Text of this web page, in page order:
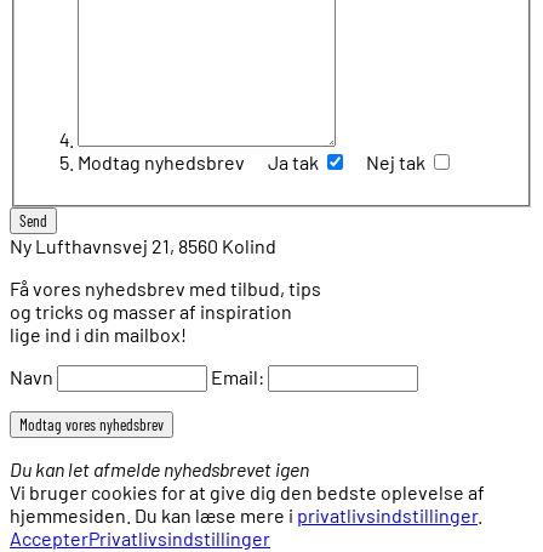
Modtag nyhedsbrev Ja tak Nej tak
Ny Lufthavnsvej 21, 8560 Kolind
Få vores nyhedsbrev med tilbud, tips
og tricks og masser af inspiration
lige ind i din mailbox!
Navn
Email:
Du kan let afmelde nyhedsbrevet igen
Vi bruger cookies for at give dig den bedste oplevelse af
hjemmesiden. Du kan læse mere i privatlivsindstillinger.
AccepterPrivatlivsindstillinger